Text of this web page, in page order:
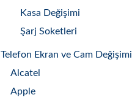
Kasa Değişimi
Şarj Soketleri
Telefon Ekran ve Cam Değişimi
Alcatel
Apple